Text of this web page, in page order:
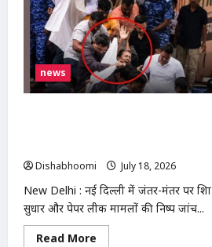
भाजपा
युवा
मोर्चा
प्रदेश
अध्यक्ष
रोहित
मिश्रा
का
भव्य
करने
का
आह्वान
news
Dishabhoomi
July 18, 2026
New Delhi : नई दिल्ली में जंतर-मंतर पर शिक्षा
सुधार और पेपर लीक मामलों की निष्पक्ष जांच...
Read More